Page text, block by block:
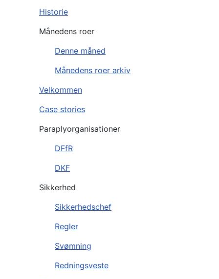
Historie
Månedens roer
Denne måned
Månedens roer arkiv
Velkommen
Case stories
Paraplyorganisationer
DFfR
DKF
Sikkerhed
Sikkerhedschef
Regler
Svømning
Redningsveste